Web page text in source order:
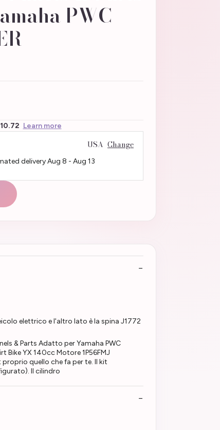
PWC
Learn more
USA Change
deliveryAug 8 - Aug 13
elettrico e l'altro lato è la spina J1772
& Parts Adatto per Yamaha PWC
Bike YX 140cc Motore 1P56FMJ
quello che fa per te. Il kit
Il cilindro